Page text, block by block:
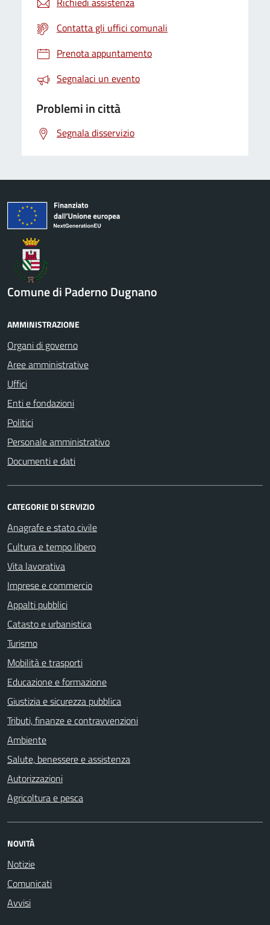
Contatta gli uffici comunali
Prenota appuntamento
Segnalaci un evento
Problemi in città
Segnala disservizio
Comune di Paderno Dugnano
AMMINISTRAZIONE
Organi di governo
Aree amministrative
Uffici
Enti e fondazioni
Politici
Personale amministrativo
Documenti e dati
CATEGORIE DI SERVIZIO
Anagrafe e stato civile
Cultura e tempo libero
Vita lavorativa
Imprese e commercio
Appalti pubblici
Catasto e urbanistica
Turismo
Mobilità e trasporti
Educazione e formazione
Giustizia e sicurezza pubblica
Tributi, finanze e contravvenzioni
Ambiente
Salute, benessere e assistenza
Autorizzazioni
Agricoltura e pesca
NOVITÀ
Notizie
Comunicati
Avvisi